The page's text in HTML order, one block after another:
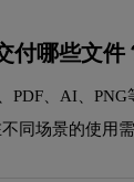
付哪些文件
PDF、AI、
同场景的使用需